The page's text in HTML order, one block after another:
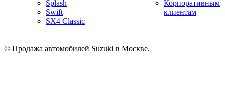
Splash
Swift
SX4 Classic
Корпоративным
клиентам
© Продажа автомобилей Suzuki в Москве.